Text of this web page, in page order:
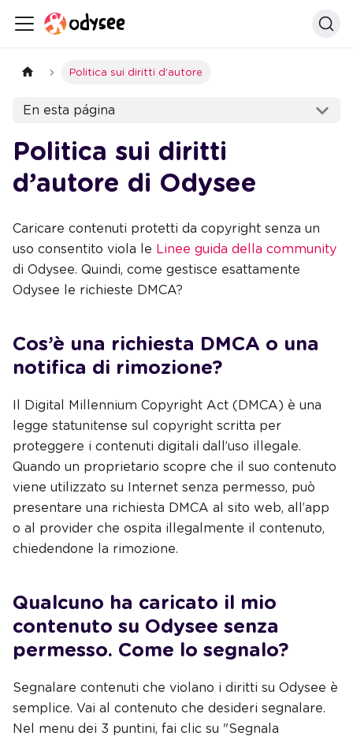
Politica sui diritti d’autore
En esta página
Politica sui diritti
d’autore di Odysee
Caricare contenuti protetti da copyright senza un
uso consentito viola le Linee guida della community
di Odysee. Quindi, come gestisce esattamente
Odysee le richieste DMCA?
Cos’è una richiesta DMCA o una
notifica di rimozione?
Il Digital Millennium Copyright Act (DMCA) è una
legge statunitense sul copyright scritta per
proteggere i contenuti digitali dall’uso illegale.
Quando un proprietario scopre che il suo contenuto
viene utilizzato su Internet senza permesso, può
presentare una richiesta DMCA al sito web, all’app
o al provider che ospita illegalmente il contenuto,
chiedendone la rimozione.
Qualcuno ha caricato il mio
contenuto su Odysee senza
permesso. Come lo segnalo?
Segnalare contenuti che violano i diritti su Odysee è
semplice. Vai al contenuto che desideri segnalare.
Nel menu dei 3 puntini, fai clic su "Segnala